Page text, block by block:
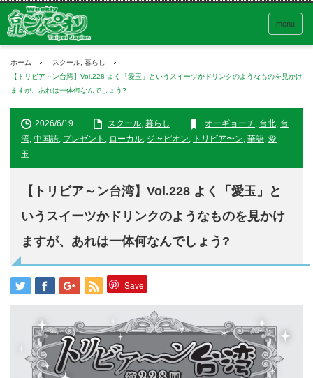
menu
ホーム スクール 暮らし
【トリビア～ン台湾】Vol.228 よく「愛玉」というスイーツかドリンクのようなものを見かけ
ますが、あれは一体何なんでしょう?
2026/6/19 スクール, 暮らし オーギョーチ, 台北, 台
湾, 中国語, プレゼント , ローカル, ジャピオン, トリビア〜ン, 華語, 愛
玉
【トリビア～ン台湾】Vol.228 よく「愛玉」と
いうスイーツかドリンクのようなものを見かけ
ますが、あれは一体何なんでしょう?
Save